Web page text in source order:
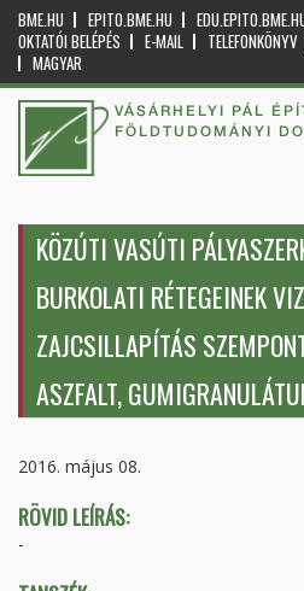
BME.HU EPITO.BME.HU
OKTATÓI BELÉPÉS
E-MAIL TELEFONKÖNYV
MAGYAR
VÁSÁRHELYI PÁL
FÖLDTUDOMÁNYI
KÖZÚTI VASÚTI
BURKOLATI RÉTEGEINEK
ZAJCSILLAPÍTÁS
ASZFALT,
2016. május 08.
RÖVID LEÍRÁS:
-